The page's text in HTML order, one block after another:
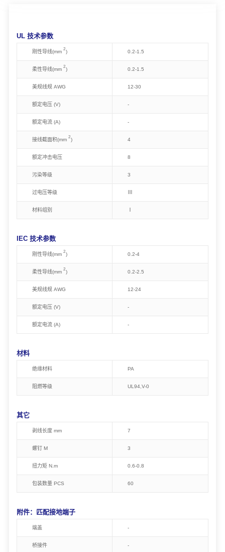
UL 技术参数
刚性导线(mm 2) 0.2-1.5
柔性导线(mm 2) 0.2-1.5
美规线规 AWG 12-30
额定电压 (V) -
额定电流 (A) -
接线截面积(mm 2) 4
额定冲击电压 8
污染等级 3
过电压等级
材料组别
IEC 技术参数
刚性导线(mm 2) 0.2-4
柔性导线(mm 2) 0.2-2.5
美规线规 AWG 12-24
额定电压 (V) -
额定电流 (A) -
材料
绝缘材料 PA
阻燃等级 UL94, V-0
其它
剥线长度 mm 7
螺钉 M 3
扭力矩 N.m 0.6-0.8
包装数量 PCS 60
附件：匹配接地端子
端盖 -
桥接件 -